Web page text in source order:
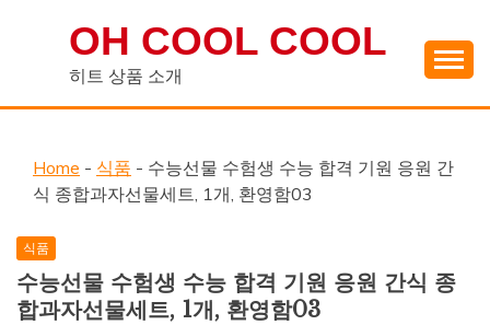
OH COOL COOL
히트 상품 소개
Home - 식품 - 수능선물 수험생 수능 합격 기원 응원 간
식 종합과자선물세트, 1개, 환영함03
식품
수능선물 수험생 수능 합격 기원 응원 간식 종
합과자선물세트, 1개, 환영함03